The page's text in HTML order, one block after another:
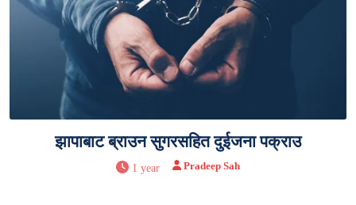
झापाबाट ब्राउन सुगरसहित दुईजना पक्राउ
1 year Pradeep Sah